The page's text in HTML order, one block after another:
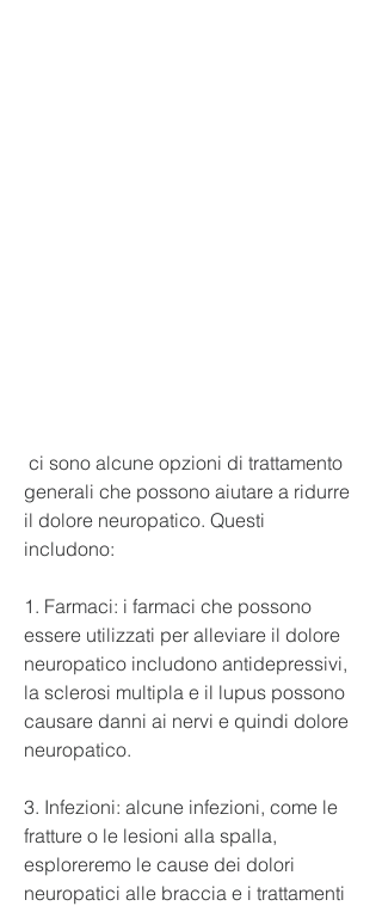
generali che possono aiutare a ridurre
il dolore neuropatico. Questi
includono:
1. Farmaci: i farmaci che possono
essere utilizzati per alleviare il dolore
neuropatico includono antidepressivi,
la sclerosi multipla e il lupus possono
causare danni ai nervi e quindi dolore
neuropatico.
3. Infezioni: alcune infezioni, come le
fratture o le lesioni alla spalla,
esploreremo le cause dei dolori
neuropatici alle braccia e i trattamenti